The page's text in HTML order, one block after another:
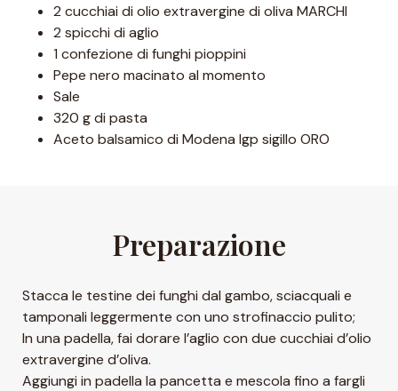
2 cucchiai di olio extravergine di oliva MARCHI
2 spicchi di aglio
1 confezione di funghi pioppini
Pepe nero macinato al momento
Sale
320 g di pasta
Aceto balsamico di Modena Igp sigillo ORO
Preparazione
Stacca le testine dei funghi dal gambo, sciacquali e
tamponali leggermente con uno strofinaccio pulito;
In una padella, fai dorare l’aglio con due cucchiai d’olio
extravergine d’oliva.
Aggiungi in padella la pancetta e mescola fino a fargli